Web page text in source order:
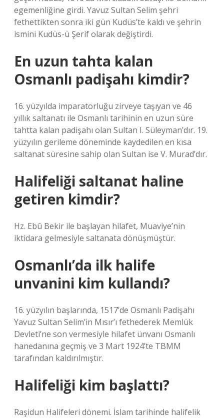
egemenliğine girdi. Yavuz Sultan Selim şehri
fethettikten sonra iki gün Kudüs’te kaldı ve şehrin
ismini Kudüs-ü Şerif olarak değiştirdi.
En uzun tahta kalan
Osmanlı padişahı kimdir?
16. yüzyılda imparatorluğu zirveye taşıyan ve 46
yıllık saltanatı ile Osmanlı tarihinin en uzun süre
tahtta kalan padişahı olan Sultan I. Süleyman’dır. 19.
yüzyılın gerileme döneminde kaydedilen en kısa
saltanat süresine sahip olan Sultan ise V. Murad’dır.
Halifeliği saltanat haline
getiren kimdir?
Hz. Ebû Bekir ile başlayan hilafet, Muaviye’nin
iktidara gelmesiyle saltanata dönüşmüştür.
Osmanlı’da ilk halife
unvanini kim kullandı?
16. yüzyılın başlarında, 1517’de Osmanlı Padişahı
Yavuz Sultan Selim’in Mısır’ı fethederek Memlük
Devleti’ne son vermesiyle hilafet ünvanı Osmanlı
hanedanına geçmiş ve 3 Mart 1924’te TBMM
tarafından kaldırılmıştır.
Halifeliği kim başlattı?
Raşidun Halifeleri dönemi. İslam tarihinde halifelik